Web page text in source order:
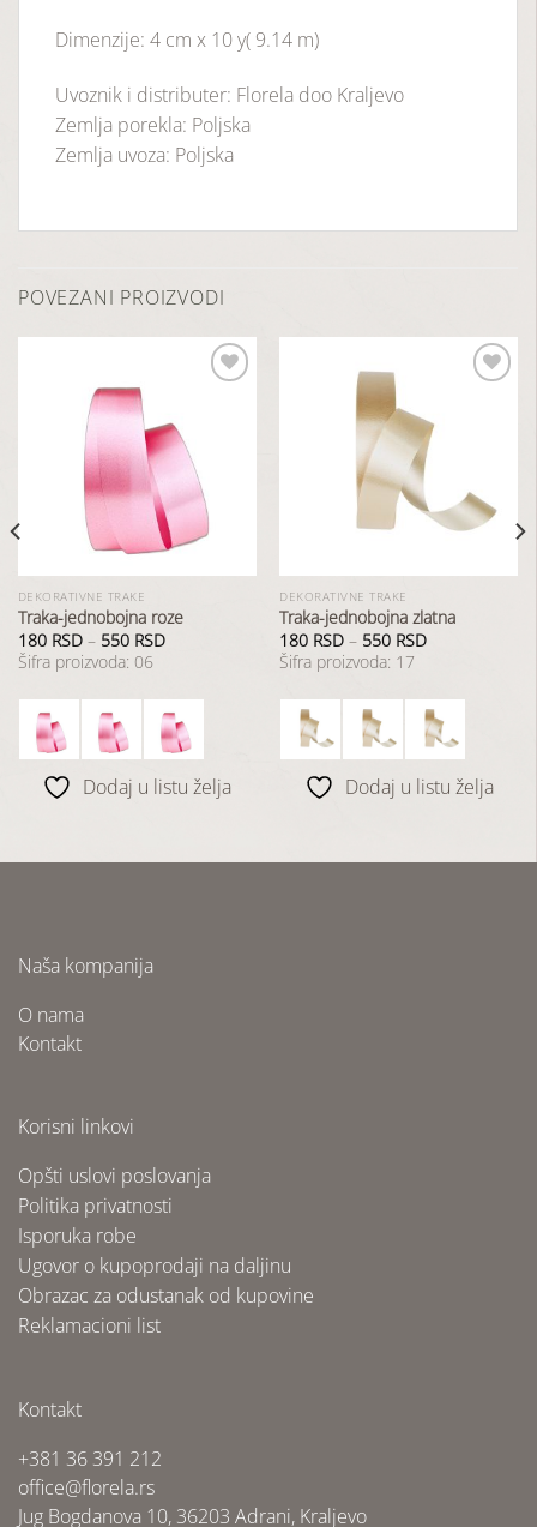
Dimenzije: 4 cm x 10 y( 9.14 m)
Uvoznik i distributer: Florela doo Kraljevo
Zemlja porekla: Poljska
Zemlja uvoza: Poljska
POVEZANI PROIZVODI
DEKORATIVNE TRAKE
Traka-jednobojna roze
180 RSD– 550 RSD
Šifra proizvoda: 06
Dodaj u listu želja
DEKORATIVNE TRAKE
Traka-jednobojna zlatna
180 RSD – 550 RSD
Šifra proizvoda: 17
Dodaj u listu želja
Naša kompanija
O nama
Kontakt
Korisni linkovi
Opšti uslovi poslovanja
Politika privatnosti
Isporuka robe
Ugovor o kupoprodaji na daljinu
Obrazac za odustanak od kupovine
Reklamacioni list
Kontakt
+381 36 391 212
office@florela.rs
Jug Bogdanova 10, 36203 Adrani, Kraljevo